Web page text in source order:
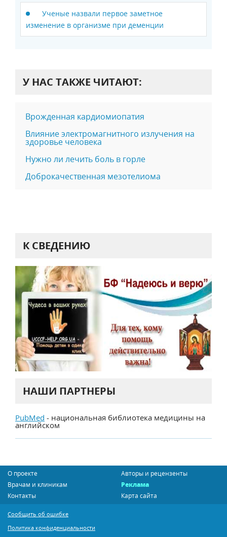
Ученые назвали первое заметное
изменение в организме при деменции
У НАС ТАКЖЕ ЧИТАЮТ:
Врожденная кардиомиопатия
Влияние электромагнитного излучения на
здоровье человека
Нужно ли лечить боль в горле
Доброкачественная мезотелиома
К СВЕДЕНИЮ
НАШИ ПАРТНЕРЫ
PubMed - национальная библиотека медицины на
английском
О проекте
Авторы и рецензенты
Врачам и клиникам
Реклама
Контакты
Карта сайта
Сообщить об ошибке
Политика конфиденциальности